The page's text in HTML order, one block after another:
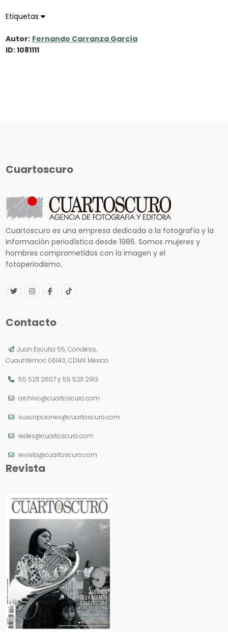
Etiquetas
Autor: Fernando Carranza García
ID: 1081111
Cuartoscuro
Cuartoscuro es una empresa dedicada a la fotografía y la
información periodística desde 1986. Somos mujeres y
hombres comprometidos con la imagen y el
fotoperiodismo.
Contacto
Juan Escutia 55, Condesa,
Cuauhtémoc 06140, CDMX México.
55 5211 2607y 55 5211 2913
archivo@cuartoscuro.com
suscripciones@cuartoscuro.com
redes@cuartoscuro.com
revista@cuartoscuro.com
Revista